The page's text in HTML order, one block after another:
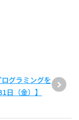
グラミングを
日（金）】